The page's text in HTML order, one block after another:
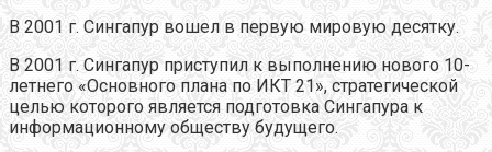
В 2001 г. Сингапур вошел в первую мировую десятку.
В 2001 г. Сингапур приступил к выполнению нового 10-
летнего «Основного плана по ИКТ 21», стратегической
целью которого является подготовка Сингапура к
информационному обществу будущего.